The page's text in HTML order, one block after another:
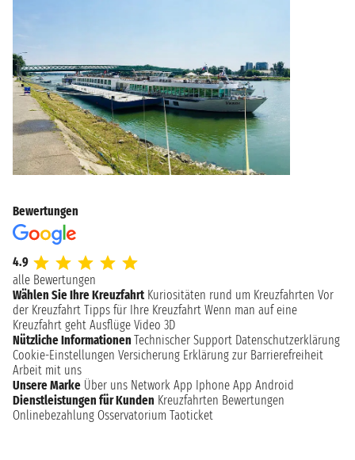
Bewertungen
4.9
alle Bewertungen
Wählen Sie Ihre Kreuzfahrt Kuriositäten rund um Kreuzfahrten Vor
der Kreuzfahrt Tipps für Ihre Kreuzfahrt Wenn man auf eine
Kreuzfahrt geht Ausflüge Video 3D
Nützliche Informationen Technischer Support Datenschutzerklärung
Cookie-Einstellungen Versicherung Erklärung zur Barrierefreiheit
Arbeit mit uns
Unsere Marke Über uns Network App Iphone App Android
Dienstleistungen für Kunden Kreuzfahrten Bewertungen
Onlinebezahlung Osservatorium Taoticket